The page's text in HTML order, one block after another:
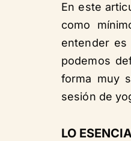
En este
como
entender
podemos
forma muy
sesión de
LO